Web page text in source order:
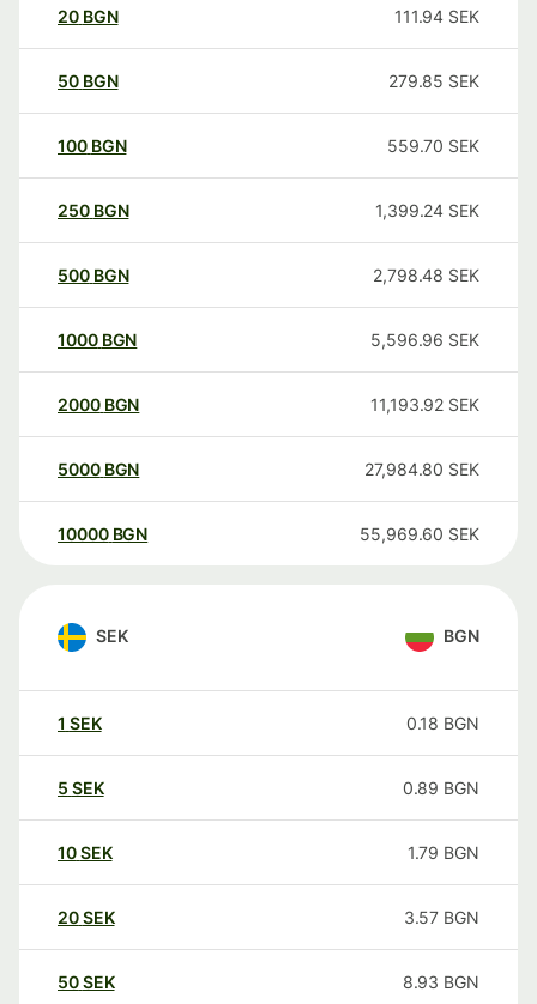
20 BGN 111.94 SEK
50 BGN 279.85 SEK
100 BGN 559.70 SEK
250 BGN 1,399.24 SEK
500 BGN 2,798.48 SEK
1000 BGN 5,596.96 SEK
2000 BGN 11,193.92 SEK
5000 BGN 27,984.80 SEK
10000 BGN 55,969.60 SEK
SEK BGN
1 SEK 0.18 BGN
5 SEK 0.89 BGN
10SEK 1.79 BGN
20SEK 3.57 BGN
50SEK 8.93 BGN